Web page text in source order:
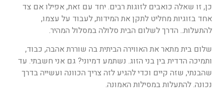
כן, זו שאלה כואבים לזוגות רבים. יחד עם זאת, אפילו אם צד
אחד בזוגיות מחליט לתקן את המידות, לעבוד על עצמו,
להתעלות.. הדרך לשלום הבית סלולה במסלול המהיר.
שלום בית מתאר את האווירה הביתית בה שוררת אהבה, כבוד,
ותמיכה הדדית בין בני הזוג. נשתמע דמיוני? גם אני חשבתי. עד
שהבנתי, שזה קיים וכדי להגיע לזה צריך הכוונה ועשייה בדרך
נכונה. להתעלות במסילות האמונה.